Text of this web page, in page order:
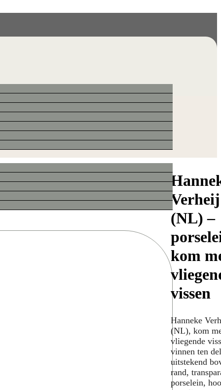
Verheij
(NL) –
kom
vissen
Hanneke
(NL), kom
vliegende
vinnen ten
uitstekend
rand,
porselein,